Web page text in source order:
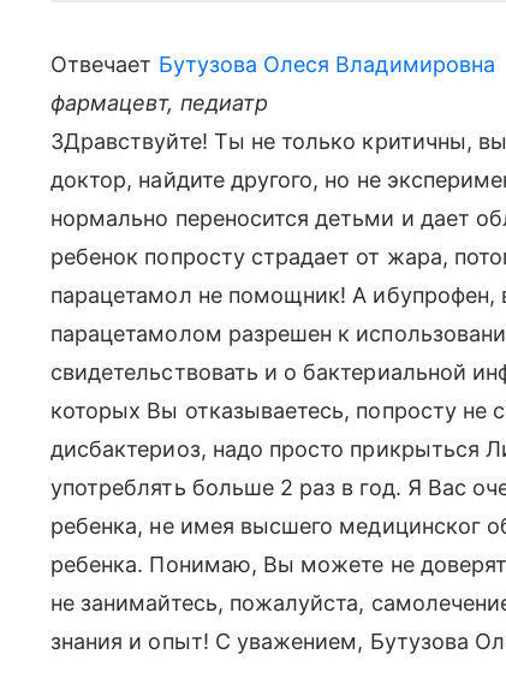
Отвечает Бутузова Олеся Владимировна
фармацевт, педиатр
ЗДравствуйте! Ты не только критичны,
доктор, найдите другого, но не
нормально переносится детьми и дает
ребенок попросту страдает от жара,
парацетамол не помощник! А ибупрофен,
парацетамолом разрешен к
свидетельствовать и о бактериальной
которых Вы отказываетесь, попросту не
дисбактериоз, надо просто
употреблять больше 2 раз в год. Я Вас
ребенка, не имея высшего медицинског
ребенка. Понимаю, Вы можете не
не занимайтесь, пожалуйста,
знания и опыт! С уважением, Бутузова